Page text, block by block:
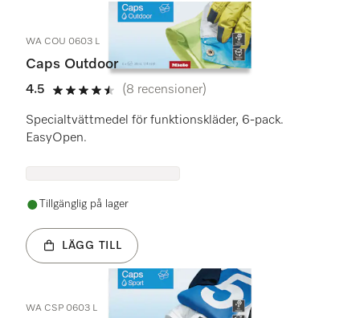
WA COU 0603 L
Caps Outdoor
4.5
4.5 stars out of 5
(8 recensioner)
Specialtvättmedel för funktionskläder, 6-pack.
EasyOpen.
Tillgänglig på lager
LÄGG TILL
WA CSP 0603 L